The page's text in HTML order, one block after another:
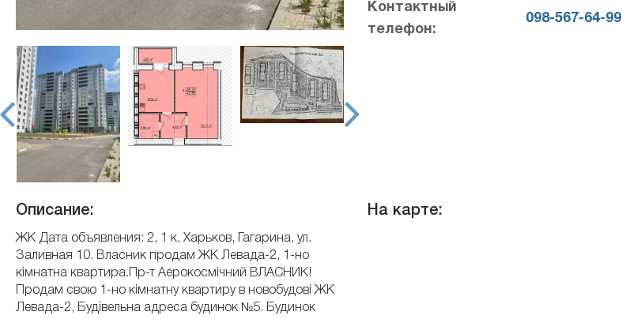
prev
next
Контактный
телефон:
098-567-64-99
Описание:
ЖК Дата объявления: 2, 1 к, Харьков, Гагарина, ул.
Заливная 10. Власник продам ЖК Левада-2, 1-но
кімнатна квартира.Пр-т Аерокосмічний ВЛАСНИК!
Продам свою 1-но кімнатну квартиру в новобудові ЖК
Левада-2, Будівельна адреса будинок №5. Будинок
На карте: